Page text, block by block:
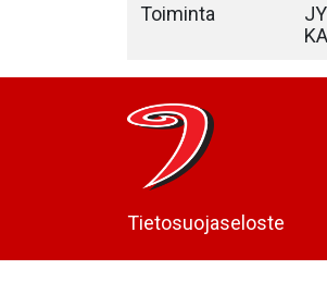
Toiminta
Tietosuojaseloste